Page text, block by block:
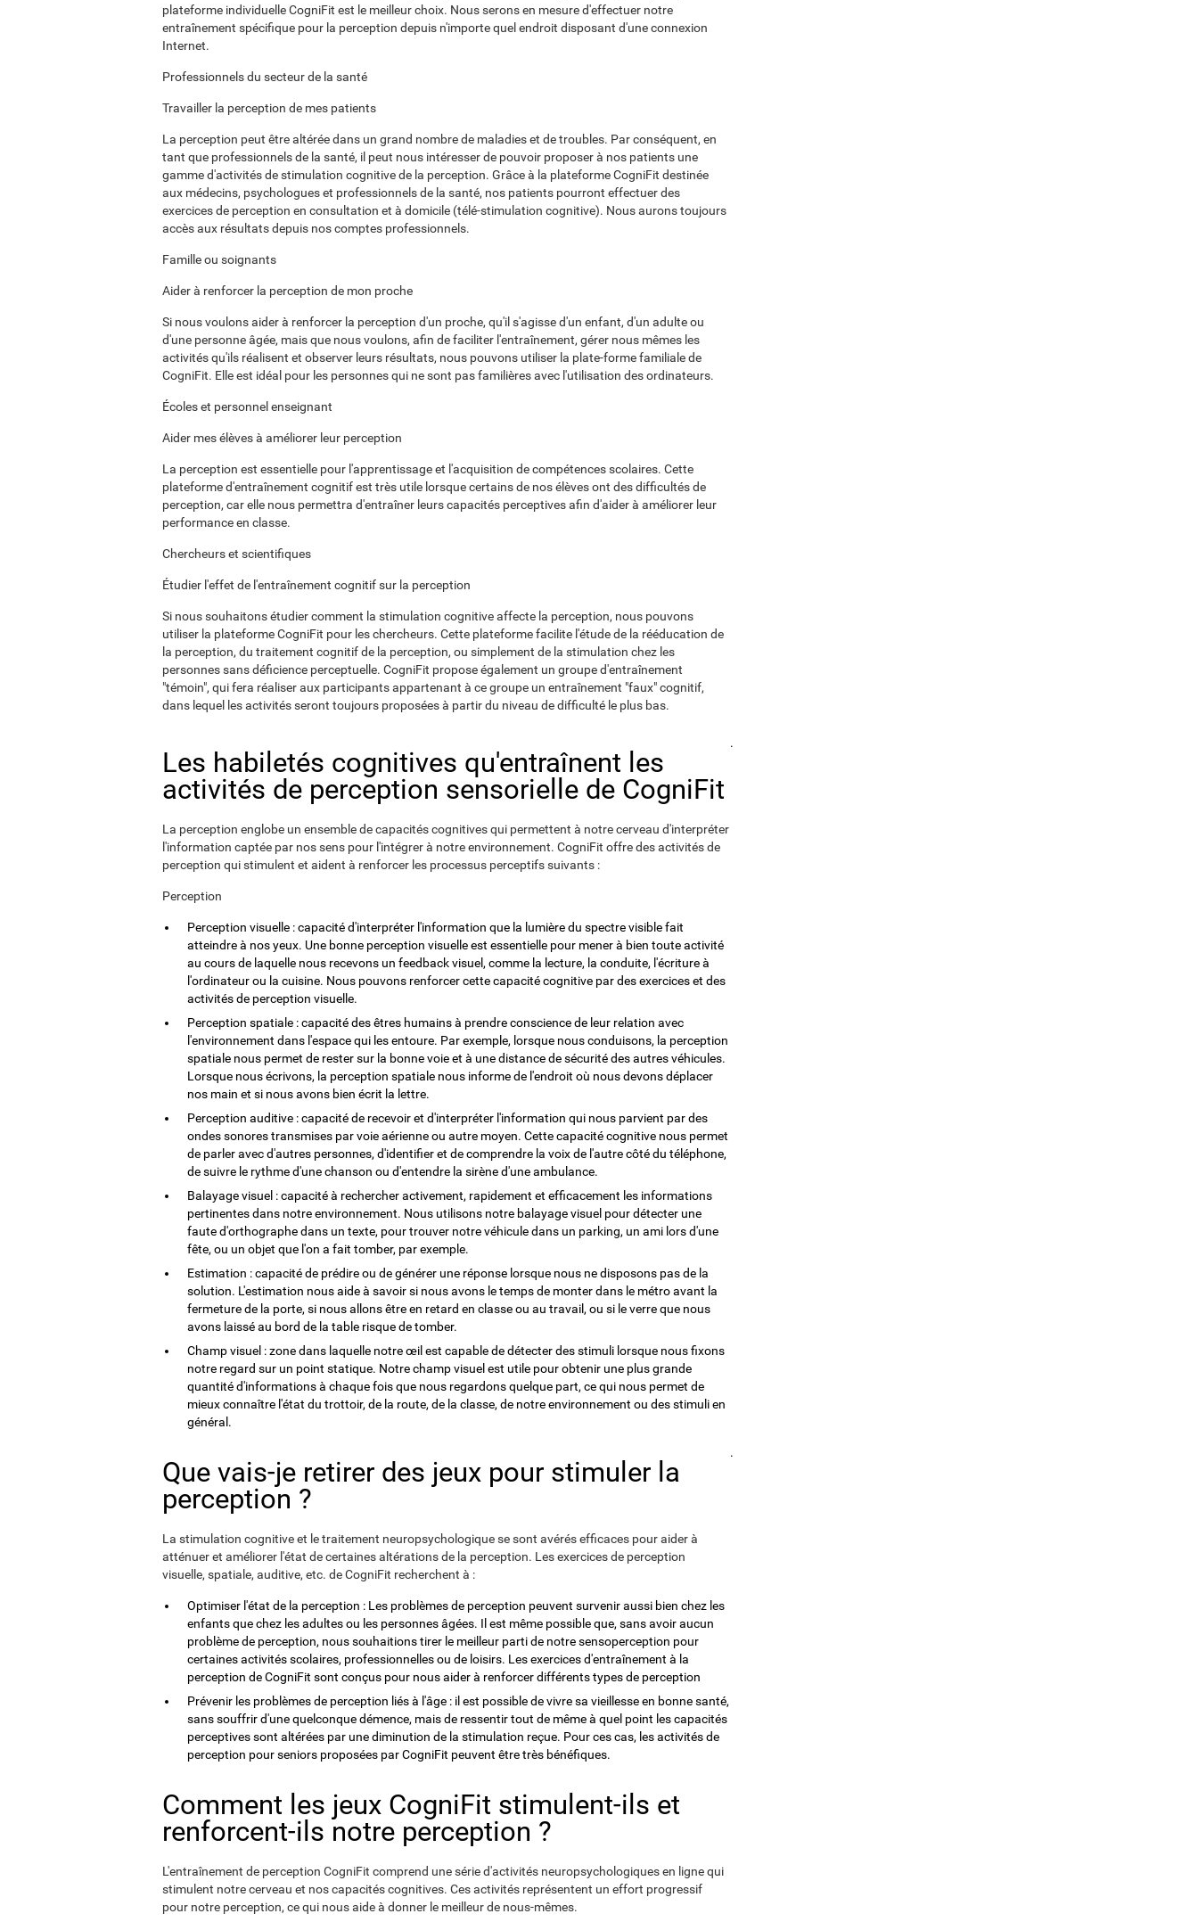
plateforme individuelle CogniFit est le meilleur choix. Nous serons en mesure d'effectuer notre
entraînement spécifique pour la perception depuis n'importe quel endroit disposant d'une connexion
Internet.
Professionnels du secteur de la santé
Travailler la perception de mes patients
La perception peut être altérée dans un grand nombre de maladies et de troubles. Par conséquent, en
tant que professionnels de la santé, il peut nous intéresser de pouvoir proposer à nos patients une
gamme d'activités de stimulation cognitive de la perception. Grâce à la plateforme CogniFit destinée
aux médecins, psychologues et professionnels de la santé, nos patients pourront effectuer des
exercices de perception en consultation et à domicile (télé-stimulation cognitive). Nous aurons toujours
accès aux résultats depuis nos comptes professionnels.
Famille ou soignants
Aider à renforcer la perception de mon proche
Si nous voulons aider à renforcer la perception d'un proche, qu'il s'agisse d'un enfant, d'un adulte ou
d'une personne âgée, mais que nous voulons, afin de faciliter l'entraînement, gérer nous mêmes les
activités qu'ils réalisent et observer leurs résultats, nous pouvons utiliser la plate-forme familiale de
CogniFit. Elle est idéal pour les personnes qui ne sont pas familières avec l'utilisation des ordinateurs.
Écoles et personnel enseignant
Aider mes élèves à améliorer leur perception
La perception est essentielle pour l'apprentissage et l'acquisition de compétences scolaires. Cette
plateforme d'entraînement cognitif est très utile lorsque certains de nos élèves ont des difficultés de
perception, car elle nous permettra d'entraîner leurs capacités perceptives afin d'aider à améliorer leur
performance en classe.
Chercheurs et scientifiques
Étudier l'effet de l'entraînement cognitif sur la perception
Si nous souhaitons étudier comment la stimulation cognitive affecte la perception, nous pouvons
utiliser la plateforme CogniFit pour les chercheurs. Cette plateforme facilite l'étude de la rééducation de
la perception, du traitement cognitif de la perception, ou simplement de la stimulation chez les
personnes sans déficience perceptuelle. CogniFit propose également un groupe d'entraînement
"témoin", qui fera réaliser aux participants appartenant à ce groupe un entraînement "faux" cognitif,
dans lequel les activités seront toujours proposées à partir du niveau de difficulté le plus bas.
Les habiletés cognitives qu'entraînent les
activités de perception sensorielle de CogniFit
La perception englobe un ensemble de capacités cognitives qui permettent à notre cerveau d'interpréter
l'information captée par nos sens pour l'intégrer à notre environnement. CogniFit offre des activités de
perception qui stimulent et aident à renforcer les processus perceptifs suivants :
Perception
Perception visuelle : capacité d'interpréter l'information que la lumière du spectre visible fait
atteindre à nos yeux. Une bonne perception visuelle est essentielle pour mener à bien toute activité
au cours de laquelle nous recevons un feedback visuel, comme la lecture, la conduite, l'écriture à
l'ordinateur ou la cuisine. Nous pouvons renforcer cette capacité cognitive par des exercices et des
activités de perception visuelle.
Perception spatiale : capacité des êtres humains à prendre conscience de leur relation avec
l'environnement dans l'espace qui les entoure. Par exemple, lorsque nous conduisons, la perception
spatiale nous permet de rester sur la bonne voie et à une distance de sécurité des autres véhicules.
Lorsque nous écrivons, la perception spatiale nous informe de l'endroit où nous devons déplacer
nos main et si nous avons bien écrit la lettre.
Perception auditive : capacité de recevoir et d'interpréter l'information qui nous parvient par des
ondes sonores transmises par voie aérienne ou autre moyen. Cette capacité cognitive nous permet
de parler avec d'autres personnes, d'identifier et de comprendre la voix de l'autre côté du téléphone,
de suivre le rythme d'une chanson ou d'entendre la sirène d'une ambulance.
Balayage visuel : capacité à rechercher activement, rapidement et efficacement les informations
pertinentes dans notre environnement. Nous utilisons notre balayage visuel pour détecter une
faute d'orthographe dans un texte, pour trouver notre véhicule dans un parking, un ami lors d'une
fête, ou un objet que l'on a fait tomber, par exemple.
Estimation : capacité de prédire ou de générer une réponse lorsque nous ne disposons pas de la
solution. L'estimation nous aide à savoir si nous avons le temps de monter dans le métro avant la
fermeture de la porte, si nous allons être en retard en classe ou au travail, ou si le verre que nous
avons laissé au bord de la table risque de tomber.
Champ visuel : zone dans laquelle notre œil est capable de détecter des stimuli lorsque nous fixons
notre regard sur un point statique. Notre champ visuel est utile pour obtenir une plus grande
quantité d'informations à chaque fois que nous regardons quelque part, ce qui nous permet de
mieux connaître l'état du trottoir, de la route, de la classe, de notre environnement ou des stimuli en
général.
.
Que vais-je retirer des jeux pour stimuler la
perception ?
La stimulation cognitive et le traitement neuropsychologique se sont avérés efficaces pour aider à
atténuer et améliorer l'état de certaines altérations de la perception. Les exercices de perception
visuelle, spatiale, auditive, etc. de CogniFit recherchent à :
Optimiser l'état de la perception : Les problèmes de perception peuvent survenir aussi bien chez les
enfants que chez les adultes ou les personnes âgées. Il est même possible que, sans avoir aucun
problème de perception, nous souhaitions tirer le meilleur parti de notre sensoperception pour
certaines activités scolaires, professionnelles ou de loisirs. Les exercices d'entraînement à la
perception de CogniFit sont conçus pour nous aider à renforcer différents types de perception
Prévenir les problèmes de perception liés à l'âge : il est possible de vivre sa vieillesse en bonne santé,
sans souffrir d'une quelconque démence, mais de ressentir tout de même à quel point les capacités
perceptives sont altérées par une diminution de la stimulation reçue. Pour ces cas, les activités de
perception pour seniors proposées par CogniFit peuvent être très bénéfiques.
.
Comment les jeux CogniFit stimulent-ils et
renforcent-ils notre perception ?
L'entraînement de perception CogniFit comprend une série d'activités neuropsychologiques en ligne qui
stimulent notre cerveau et nos capacités cognitives. Ces activités représentent un effort progressif
pour notre perception, ce qui nous aide à donner le meilleur de nous-mêmes.